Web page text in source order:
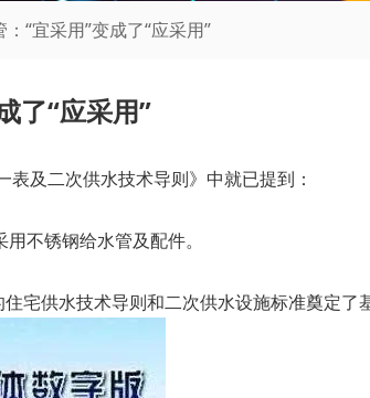
“宜采用”变成了“应采用”
了“应采用”
及二次供水技术导则》中就已提到：
不锈钢给水管及配件。
宅供水技术导则和二次供水设施标准奠定了